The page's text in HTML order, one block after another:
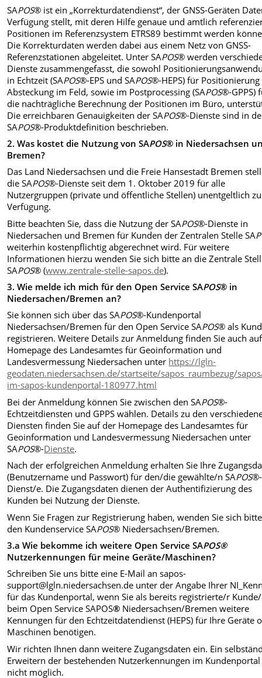
SAPOS® ist ein „Korrekturdatendienst“, der GNSS-Geräten
Verfügung stellt, mit deren Hilfe genaue und amtlich
Positionen im Referenzsystem ETRS89 bestimmt werden
Die Korrekturdaten werden dabei aus einem Netz von GNSS-
Referenzstationen abgeleitet. Unter SAPOS® werden
Dienste zusammengefasst, die sowohl
in Echtzeit (SAPOS®-EPS und SAPOS®-HEPS) für
Absteckung im Feld, sowie im Postprocessing (SAPOS®-GPPS)
die nachträgliche Berechnung der Positionen im Büro,
Die erreichbaren Genauigkeiten der SAPOS®-Dienste sind in
SAPOS®-Produktdefinition beschrieben.
2. Was kostet die Nutzung von SAPOS® in Niedersachsen
Bremen?
Das Land Niedersachsen und die Freie Hansestadt Bremen
die SAPOS®-Dienste seit dem 1. Oktober 2019 für alle
Nutzergruppen (private und öffentliche Stellen) unentgeltlich
Verfügung.
Bitte beachten Sie, dass die Nutzung der SAPOS®-Dienste in
Niedersachen und Bremen für Kunden der Zentralen Stelle SA
weiterhin kostenpflichtig abgerechnet wird. Für weitere
Informationen hierzu wenden Sie sich bitte an die Zentrale
SAPOS® (www.zentrale-stelle-sapos.de).
3. Wie melde ich mich für den Open Service SAPOS® in
Niedersachen/Bremen an?
Sie können sich über das SAPOS®-Kundenportal
Niedersachsen/Bremen für den Open Service SAPOS® als
registrieren. Weitere Details zur Anmeldung finden Sie auch
Homepage des Landesamtes für Geoinformation und
Landesvermessung Niedersachen unter https://lgln-
geodaten.niedersachsen.de/startseite/sapos_raumbezug/
im-sapos-kundenportal-180977.html
Bei der Anmeldung können Sie zwischen den SAPOS®-
Echtzeitdiensten und GPPS wählen. Details zu den
Diensten finden Sie auf der Homepage des Landesamtes für
Geoinformation und Landesvermessung Niedersachen unter
SAPOS®-Dienste.
Nach der erfolgreichen Anmeldung erhalten Sie Ihre
(Benutzername und Passwort) für den/die gewählte/n SAPOS®-
Dienst/e. Die Zugangsdaten dienen der Authentifizierung des
Kunden bei Nutzung der Dienste.
Wenn Sie Fragen zur Registrierung haben, wenden Sie sich
den Kundenservice SAPOS® Niedersachsen/Bremen.
3.a Wie bekomme ich weitere Open Service SAPOS®
Nutzerkennungen für meine Geräte/Maschinen?
Schreiben Sie uns bitte eine E-Mail an sapos-
support@lgln.niedersachsen.de unter der Angabe Ihrer
für das Kundenportal, wenn Sie als bereits registrierte/r
beim Open Service SAPOS® Niedersachsen/Bremen weitere
Kennungen für den Echtzeitdatendienst (HEPS) für Ihre Geräte
Maschinen benötigen.
Wir richten Ihnen dann weitere Zugangsdaten ein. Ein
Erweitern der bestehenden Nutzerkennungen im
nicht möglich.